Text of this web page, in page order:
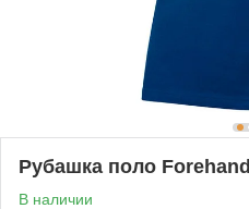
Рубашка поло
В наличии